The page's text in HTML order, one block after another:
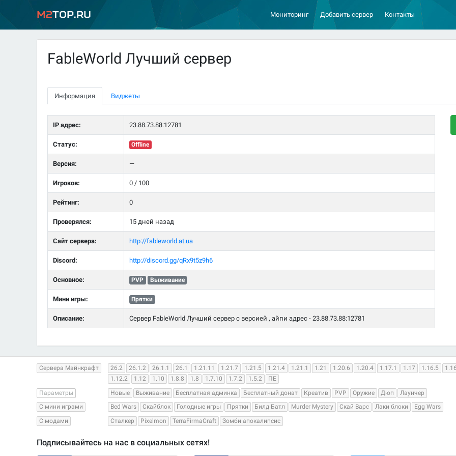
M2Top.ru Мониторинг Добавить сервер Контакты
FableWorld Лучший сервер
Информация Виджеты
IP адрес: 23.88.73.88:12781
Статус: Offline
Версия: —
Игроков: 0 / 100
Рейтинг: 0
Проверялся: 15 дней назад
Сайт сервера: http://fableworld.at.ua
Discord: http://discord.gg/qRx9t5z9h6
Основное: PVP Выживание
Мини игры: Прятки
Описание: Сервер FableWorld Лучший сервер с версией , айпи адрес - 23.88.73.88:12781
Сервера Майнкрафт 26.2 26.1.2 26.1.1 26.1 1.21.11 1.21.7 1.21.5 1.21.4 1.21.1 1.21 1.20.6 1.20.4 1.17.1 1.17 1.16.5
1.12.2
1.12 1.10 1.8.8 1.8 1.7.10 1.7.2 1.5.2
ПЕ
Параметры
Новые Выживание Бесплатная админка Бесплатный донат Креатив PVP Оружие Дюп
Лаунчер
С мини играми
Bed Wars Скайблок Голодные игры Прятки Билд Батл Murder Mystery Скай Варс Лаки блоки
Egg Wars
С модами
Сталкер Pixelmon TerraFirmaCraft Зомби апокалипсис
Подписывайтесь на нас в социальных сетях!